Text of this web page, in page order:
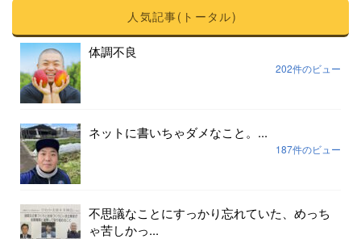
人気記事(トータル)
体調不良
202件のビュー
ネットに書いちゃダメなこと。...
187件のビュー
不思議なことにすっかり忘れていた、めっち
ゃ苦しかっ...